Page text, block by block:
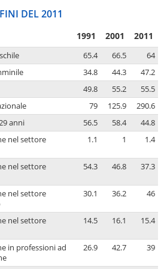
DEL 2011
1991 2001 2011
65.4 66.5
64
34.8 44.3
47.2
49.8 55.2
55.5
79 125.9
290.6
anni
56.5 58.4
44.8
nel settore
1.1 1 1.4
nel settore
54.3 46.8 37.3
nel settore
30.1 36.2 46
nel settore
14.5 16.1 15.4
in professioni ad
26.9 42.7 39